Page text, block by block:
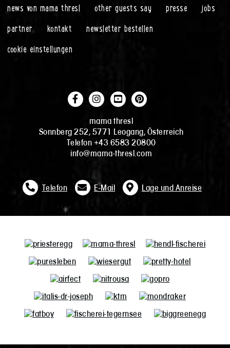
news von mama thresl other guests say presse
jobs
partner
kontakt
newsletter bestellen
cookie einstellungen
mama thresl
Sonnberg 252, 5771 Leogang, Österreich
Telefon +43 6583 20800
info@mama-thresl.com
Telefon E-Mail Lage und Anreise